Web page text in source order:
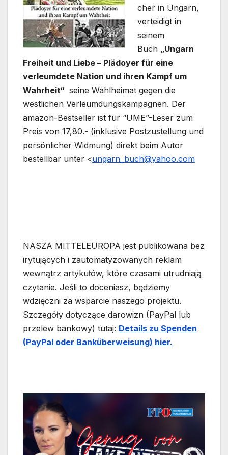
cher in Ungarn,
verteidigt in
seinem
Buch „Ungarn
Freiheit und Liebe – Plädoyer für eine
verleumdete Nation und ihren Kampf um
Wahrheit“ seine Wahlheimat gegen die
westlichen Verleumdungskampagnen. Der
amazon-Bestseller ist für “UME”-Leser zum
Preis von 17,80.- (inklusive Postzustellung und
persönlicher Widmung) direkt beim Autor
bestellbar unter <ungarn_buch@yahoo.com
NASZA MITTELEUROPA jest publikowana bez
irytujących i zautomatyzowanych reklam
wewnątrz artykułów, które czasami utrudniają
czytanie. Jeśli to doceniasz, będziemy
wdzięczni za wsparcie naszego projektu.
Szczegóły dotyczące darowizn (PayPal lub
przelew bankowy) tutaj: Details zu Spenden
(PayPal oder Banküberweisung) hier.